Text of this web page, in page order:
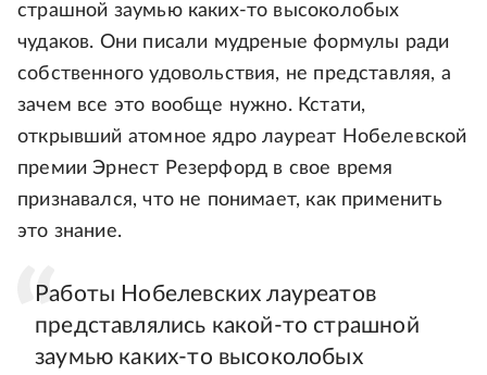
страшной заумью каких-то высоколобых
чудаков. Они писали мудреные формулы ради
собственного удовольствия, не представляя, а
зачем все это вообще нужно. Кстати,
открывший атомное ядро лауреат Нобелевской
премии Эрнест Резерфорд в свое время
признавался, что не понимает, как применить
это знание.
Работы Нобелевских лауреатов
представлялись какой-то страшной
заумью каких-то высоколобых